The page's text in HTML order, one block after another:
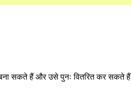
बना सकते हैं और उसे पुनः वितरित कर सकते हैं